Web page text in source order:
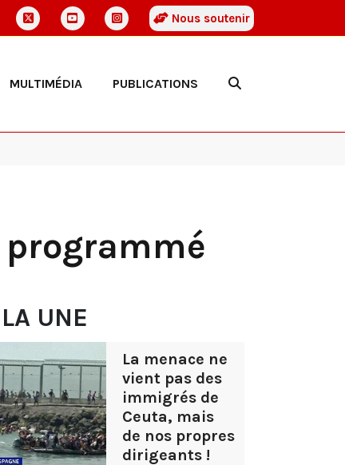
Nous soutenir
MULTIMÉDIA PUBLICATIONS
UNE
La menace ne
vient pas des
immigrés de
Ceuta, mais
de nos propres
dirigeants !